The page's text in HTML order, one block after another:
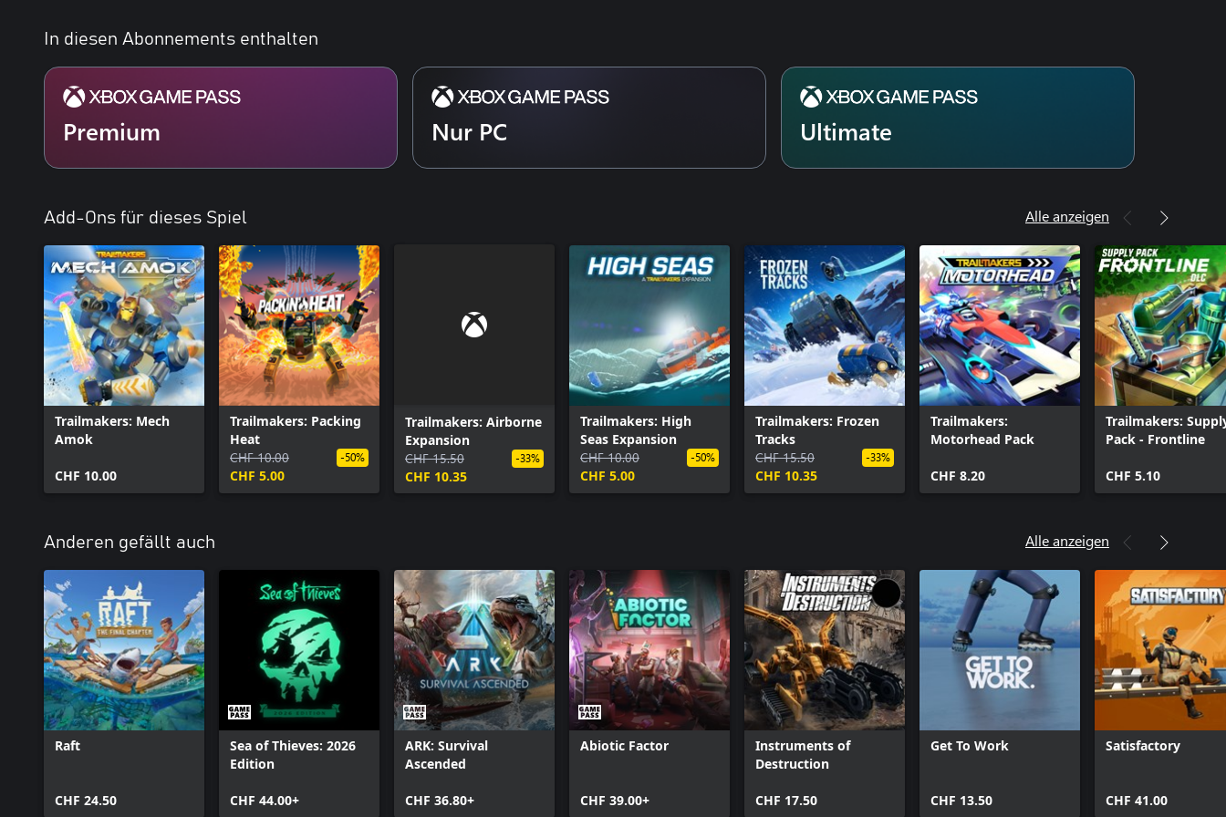
In diesen Abonnements enthalten
Premium Nur PC Ultimate
Add-Ons für dieses Spiel Alle anzeigen
Trailmakers: Mech
Amok
CHF 10.00
Trailmakers: Packing
Heat
CHF 10.00
CHF 5.00
-50%
Trailmakers: Airborne
Expansion
CHF 15.50
CHF 10.35
-33%
Trailmakers: High
Seas Expansion
CHF 10.00
CHF 5.00
-50%
Trailmakers: Frozen
Tracks
CHF 15.50
CHF 10.35
-33%
Trailmakers:
Motorhead Pack
CHF 8.20
Trailmakers:
Pack - Frontline
CHF 5.10
Anderen gefällt auch Alle anzeigen
Raft
CHF 24.50
Sea of Thieves: 2026
Edition
CHF 44.00+
ARK: Survival
Ascended
CHF 36.80+
Abiotic Factor
CHF 39.00+
Instruments of
Destruction
CHF 17.50
Get To Work
CHF 13.50
Satisfactory
CHF 41.00